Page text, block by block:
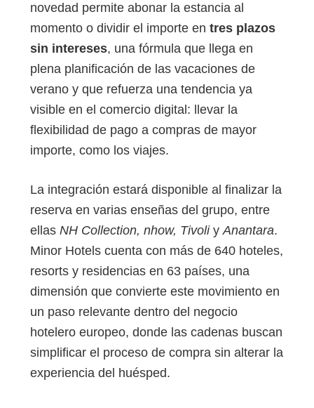
novedad permite abonar la estancia al
momento o dividir el importe en tres plazos
sin intereses, una fórmula que llega en
plena planificación de las vacaciones de
verano y que refuerza una tendencia ya
visible en el comercio digital: llevar la
flexibilidad de pago a compras de mayor
importe, como los viajes.
La integración estará disponible al finalizar la
reserva en varias enseñas del grupo, entre
ellas NH Collection, nhow, Tivoliy Anantara.
Minor Hotels cuenta con más de 640 hoteles,
resorts y residencias en 63 países, una
dimensión que convierte este movimiento en
un paso relevante dentro del negocio
hotelero europeo, donde las cadenas buscan
simplificar el proceso de compra sin alterar la
experiencia del huésped.